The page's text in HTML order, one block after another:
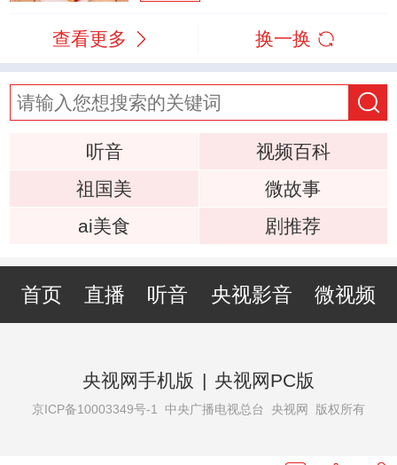
查看更多 换一换
听音
视频百科
祖国美
微故事
ai美食
剧推荐
首页 直播 听音 央视影音 微视频
央视网手机版 | 央视网PC版
京ICP备10003349号-1 中央广播电视总台 央视网 版权所有